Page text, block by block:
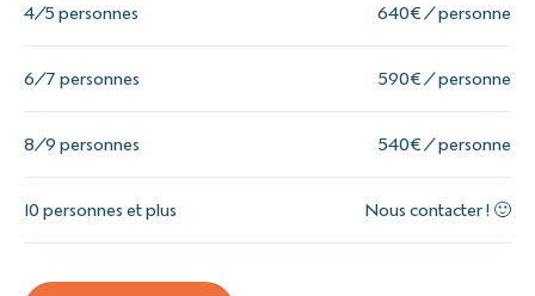
4/5 personnes 640€ / personne
6/7 personnes 590€ / personne
8/9 personnes 540€ / personne
10 personnes et plus Nous contacter ! 🙂